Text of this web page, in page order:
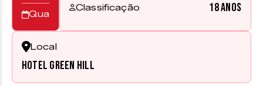
Qua
Classificação 18 anos
Local
Hotel Green Hill